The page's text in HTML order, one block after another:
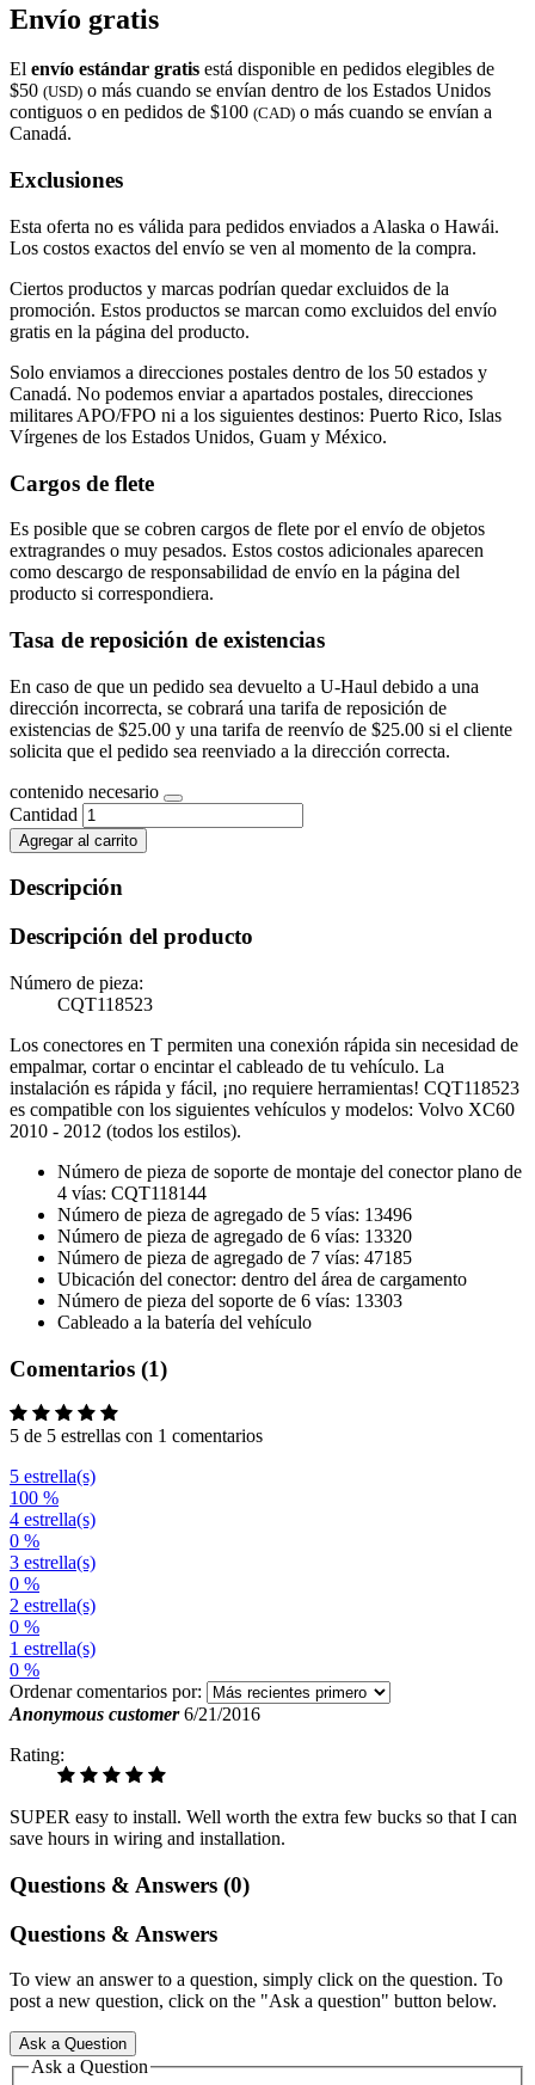
Envío gratis
El envío estándar gratis está disponible en pedidos elegibles de
$50 (USD) o más cuando se envían dentro de los Estados Unidos
contiguos o en pedidos de $100 (CAD) o más cuando se envían a
Canadá.
Exclusiones
Esta oferta no es válida para pedidos enviados a Alaska o Hawái.
Los costos exactos del envío se ven al momento de la compra.
Ciertos productos y marcas podrían quedar excluidos de la
promoción. Estos productos se marcan como excluidos del envío
gratis en la página del producto.
Solo enviamos a direcciones postales dentro de los 50 estados y
Canadá. No podemos enviar a apartados postales, direcciones
militares APO/FPO ni a los siguientes destinos: Puerto Rico, Islas
Vírgenes de los Estados Unidos, Guam y México.
Cargos de flete
Es posible que se cobren cargos de flete por el envío de objetos
extragrandes o muy pesados. Estos costos adicionales aparecen
como descargo de responsabilidad de envío en la página del
producto si correspondiera.
Tasa de reposición de existencias
En caso de que un pedido sea devuelto a U-Haul debido a una
dirección incorrecta, se cobrará una tarifa de reposición de
existencias de $25.00 y una tarifa de reenvío de $25.00 si el cliente
solicita que el pedido sea reenviado a la dirección correcta.
contenido necesario
Cantidad
Agregar al carrito
Descripción
Descripción del producto
Número de pieza:
CQT118523
Los conectores en T permiten una conexión rápida sin necesidad de
empalmar, cortar o encintar el cableado de tu vehículo. La
instalación es rápida y fácil, ¡no requiere herramientas! CQT118523
es compatible con los siguientes vehículos y modelos: Volvo XC60
2010 - 2012 (todos los estilos).
Número de pieza de soporte de montaje del conector plano de
4 vías: CQT118144
Número de pieza de agregado de 5 vías: 13496
Número de pieza de agregado de 6 vías: 13320
Número de pieza de agregado de 7 vías: 47185
Ubicación del conector: dentro del área de cargamento
Número de pieza del soporte de 6 vías: 13303
Cableado a la batería del vehículo
Comentarios (1)
5 de 5 estrellas con 1 comentarios
5 estrella(s)
100 %
4 estrella(s)
0 %
3 estrella(s)
0 %
2 estrella(s)
0 %
1 estrella(s)
0 %
Ordenar comentarios por:
Anonymous customer 6/21/2016
Rating:
SUPER easy to install. Well worth the extra few bucks so that I can
save hours in wiring and installation.
Questions & Answers (0)
Questions & Answers
To view an answer to a question, simply click on the question. To
post a new question, click on the "Ask a question" button below.
Ask a Question
Ask a Question